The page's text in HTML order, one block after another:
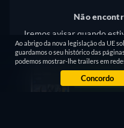
Não
Iremos avisar quando
Problemas de relatório
Ao abrigo da nova legislação da UE
guardamos o seu histórico das
podemos mostrar-lhe trailers em
Concordo